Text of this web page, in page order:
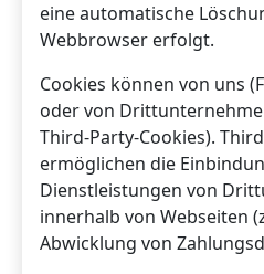
eine automatische
Webbrowser erfolgt.
Cookies können von uns
oder von
Third-Party-Cookies).
ermöglichen die
Dienstleistungen von
innerhalb von Webseiten
Abwicklung von